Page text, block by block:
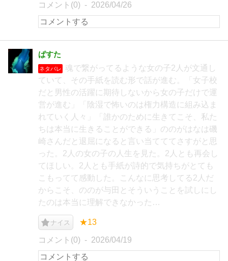
コメント(0) 2026/04/26
ぱすた
ネタバレ
魂で繋がってるような女の子2人が文通し
ていて、その手紙を読む形で話が進む。「女子校
だと男性の活躍に期待しないから女の子だけで運
営が進む」「陰湿で怖いのは権力構造に組み込ま
れていく人々」「誰かのために生きてこそ、私た
ちは本当に生きることができる」ののがはなは磯
崎さんだと退屈になると言い当てててさすがと思
った。2人の女の子の人生を見た。2人とも再会し
てほしい。2人とも手紙が詩的で気持ちがとても
こもってて感動した。こんなに思考してる2人だ
からこそ、ののが与田とそういうことを試しにし
たのは本当に理解できなかった…
ナイス ★13
コメント(0) 2026/04/19